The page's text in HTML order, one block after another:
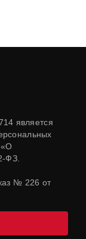
является
«О
ФЗ.
№ 226 от